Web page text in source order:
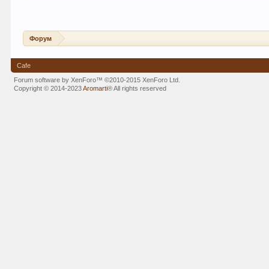
Форум
Cafe
Forum software by XenForo™©2010-2015 XenForo Ltd.
Copyright © 2014-2023Aromarti®All rights reserved